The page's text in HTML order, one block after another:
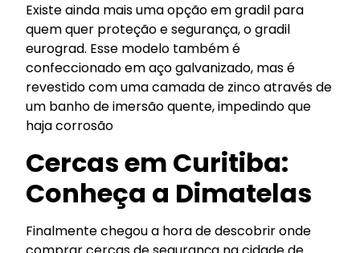
Existe ainda mais uma opção em gradil para
quem quer proteção e segurança, o gradil
eurograd. Esse modelo também é
confeccionado em aço galvanizado, mas é
revestido com uma camada de zinco através de
um banho de imersão quente, impedindo que
haja corrosão
Cercas em Curitiba:
Conheça a Dimatelas
Finalmente chegou a hora de descobrir onde